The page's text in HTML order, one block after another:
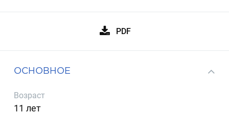
PDF
ОСНОВНОЕ
Возраст
11 лет